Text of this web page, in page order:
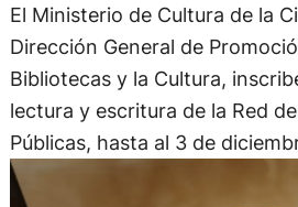
El Ministerio de Cultura de la
Dirección General de
Bibliotecas y la Cultura,
lectura y escritura de la Red
Públicas, hasta al 3 de